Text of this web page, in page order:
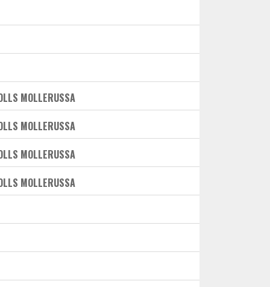
MOLLERUSSA
MOLLERUSSA
MOLLERUSSA
MOLLERUSSA